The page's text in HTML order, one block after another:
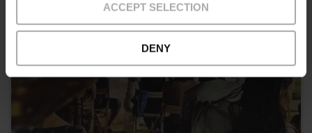
ACCEPT SELECTION
DENY